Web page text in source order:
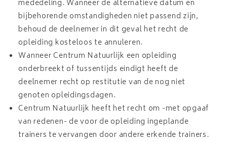
mededeling. Wanneer de alternatieve datum en
bijbehorende omstandigheden niet passend zijn,
behoud de deelnemer in dit geval het recht de
opleiding kosteloos te annuleren.
Wanneer Centrum Natuurlijk een opleiding
onderbreekt of tussentijds eindigt heeft de
deelnemer recht op restitutie van de nog niet
genoten opleidingsdagen.
Centrum Natuurlijk heeft het recht om -met opgaaf
van redenen- de voor de opleiding ingeplande
trainers te vervangen door andere erkende trainers.